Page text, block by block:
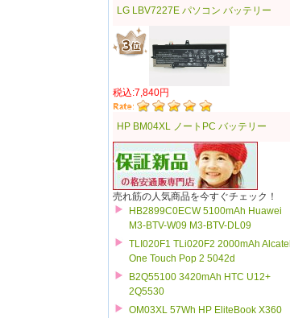
LG LBV7227E パソコン バッテリー
税込:7,840円
HP BM04XL ノートPC バッテリー
売れ筋の人気商品を今すぐチェック！
HB2899C0ECW 5100mAh Huawei
M3-BTV-W09 M3-BTV-DL09
TLI020F1 TLi020F2 2000mAh Alcatel
One Touch Pop 2 5042d
B2Q55100 3420mAh HTC U12+
2Q5530
OM03XL 57Wh HP EliteBook X360